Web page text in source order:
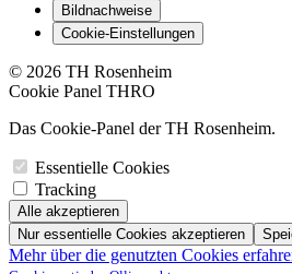
Bildnachweise
Cookie-Einstellungen
© 2026 TH Rosenheim
Cookie Panel THRO
Das Cookie-Panel der TH Rosenheim.
Essentielle Cookies
Tracking
Alle akzeptieren
Nur essentielle Cookies akzeptieren
Mehr über die genutzten Cookies